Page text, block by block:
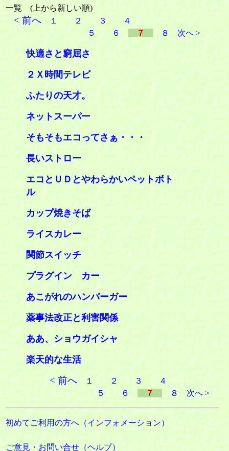
一覧 (上から新しい順)
< 前へ １ ２ ３
４
５
６ ７ ８ 次へ >
快適さと窮屈さ
２Ｘ時間テレビ
ふたりの天才。
ネットスーパー
そもそもエコってさぁ・・・
長いストロー
エコとＵＤとやわらかいペットボト
ル
カップ焼きそば
ライスカレー
関節スイッチ
プラグイン カー
あこがれのハンバーガー
薬事法改正と利害関係
ああ、ショウガイシャ
楽天的な生活
< 前へ１ ２ ３
４
５
６ ７ ８ 次へ >
初めてご利用の方へ（インフォメーション）
ご意見・お問い合せ（ヘルプ）